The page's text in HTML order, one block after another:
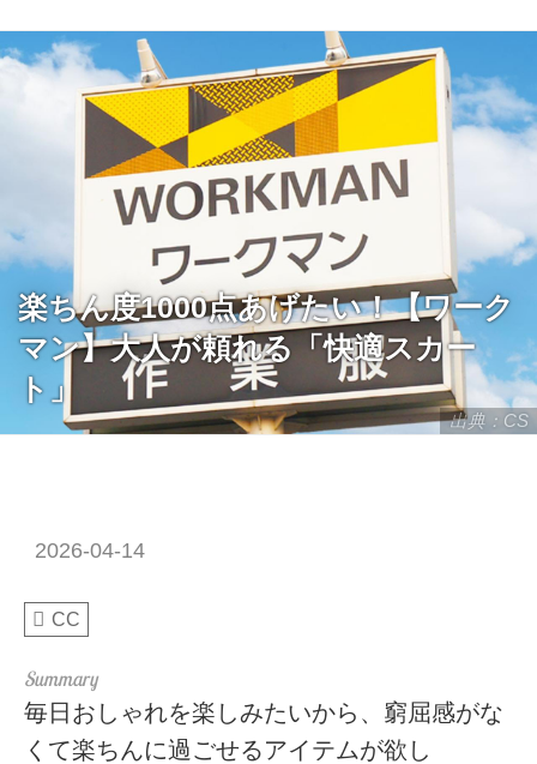
出典：CS
楽ちん度1000点あげたい！【ワーク
マン】大人が頼れる「快適スカー
ト」
2026-04-14
CC
毎日おしゃれを楽しみたいから、窮屈感がな
くて楽ちんに過ごせるアイテムが欲し